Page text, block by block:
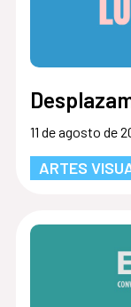
11 de agosto de
ARTES